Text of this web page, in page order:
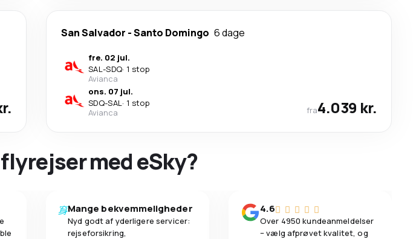
San Salvador -Santo Domingo 6 dage
fre. 02 jul.
SAL-SDQ· 1 stop
Avianca
ons. 07 jul.
SDQ-SAL· 1 stop
Avianca
fra4.039 kr.
med eSky?
Mange bekvemmeligheder
Nyd godt af yderligere servicer:
rejseforsikring,
4.6
Over 4950 kundeanmeldelser
– vælg afprøvet kvalitet, og